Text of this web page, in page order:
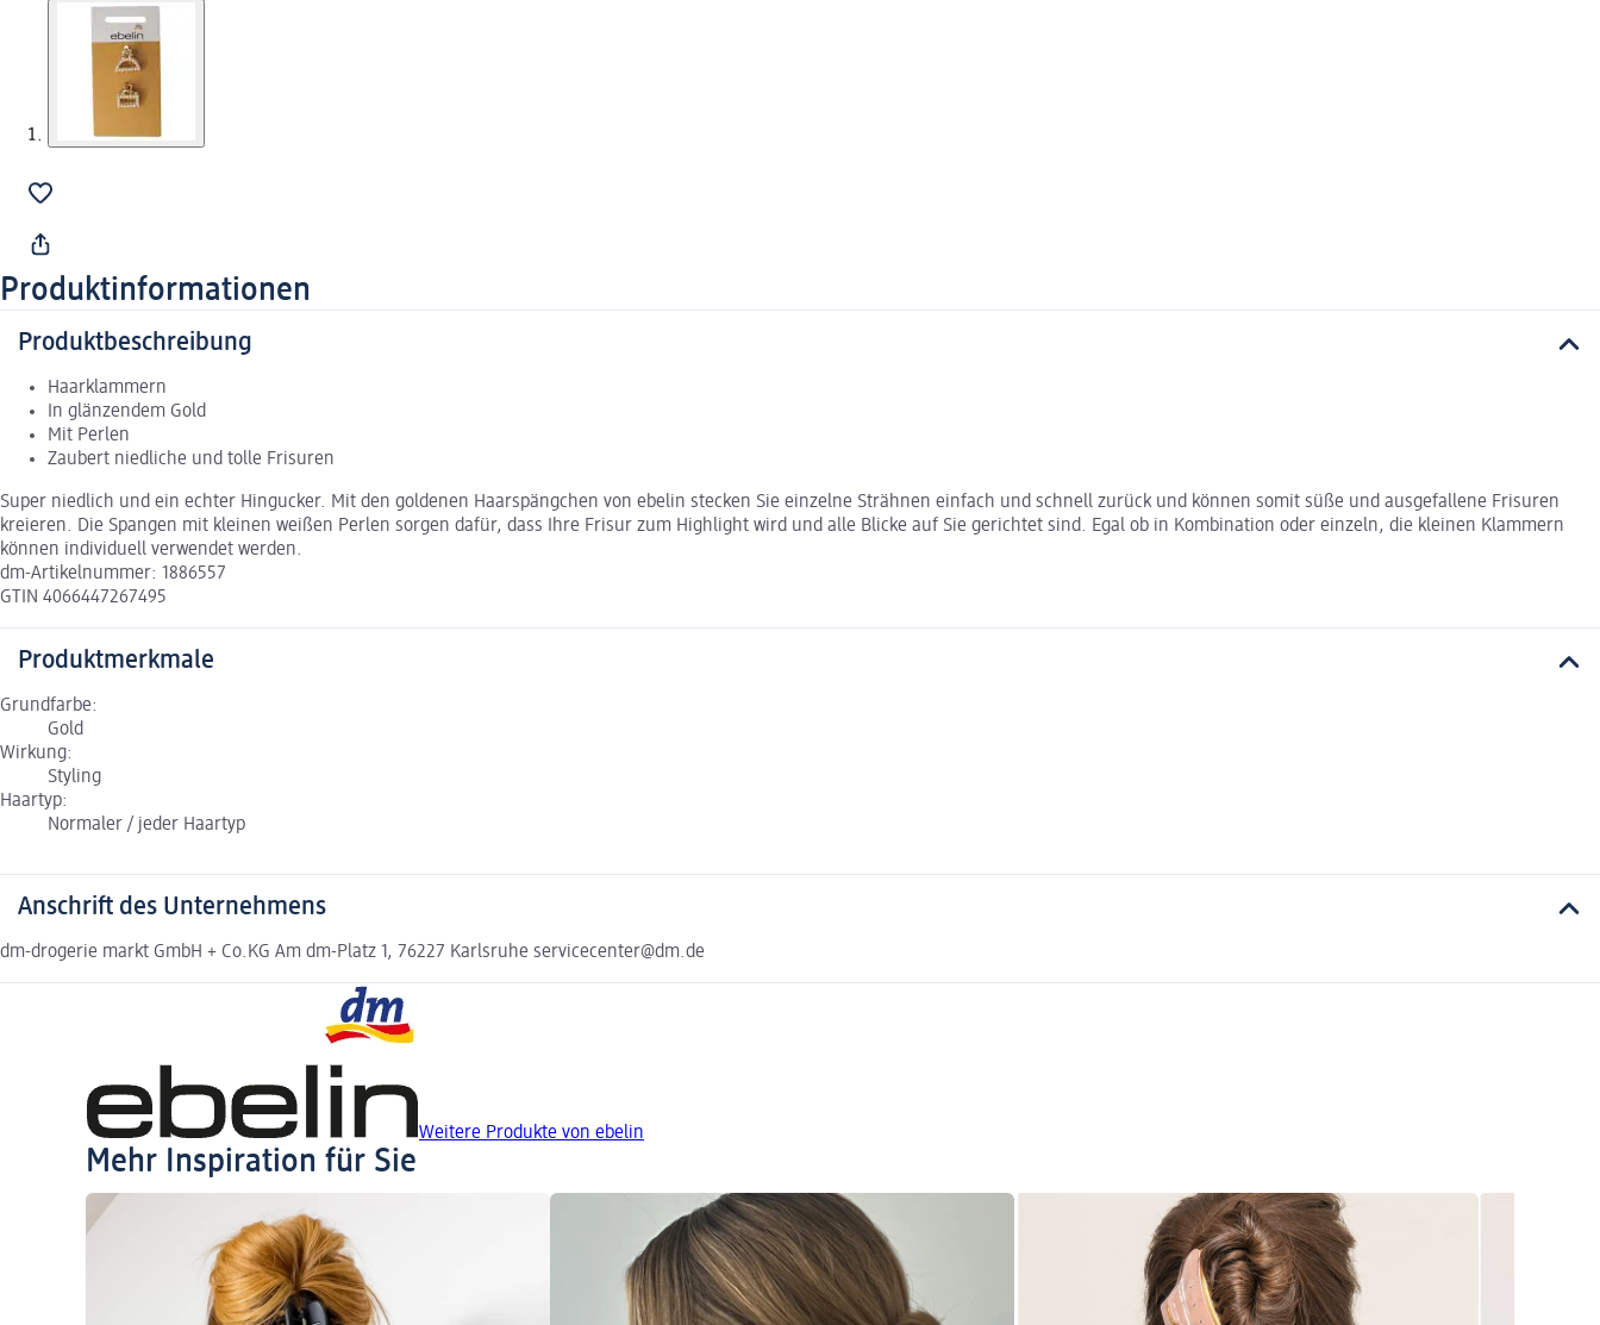
Produktinformationen
Produktbeschreibung
Haarklammern
In glänzendem Gold
Mit Perlen
Zaubert niedliche und tolle Frisuren
Super niedlich und ein echter Hingucker. Mit den goldenen Haarspängchen von ebelin stecken Sie einzelne Strähnen einfach und schnell zurück und können somit süße und ausgefallene Frisuren
kreieren. Die Spangen mit kleinen weißen Perlen sorgen dafür, dass Ihre Frisur zum Highlight wird und alle Blicke auf Sie gerichtet sind. Egal ob in Kombination oder einzeln, die kleinen Klammern
können individuell verwendet werden.
dm-Artikelnummer: 1886557
GTIN 4066447267495
Produktmerkmale
Grundfarbe:
Gold
Wirkung:
Styling
Haartyp:
Normaler / jeder Haartyp
Anschrift des Unternehmens
dm-drogerie markt GmbH + Co.KG Am dm-Platz 1, 76227 Karlsruhe servicecenter@dm.de
Weitere Produkte von ebelin
Mehr Inspiration für Sie